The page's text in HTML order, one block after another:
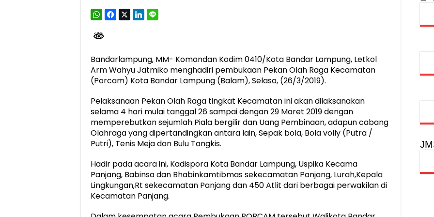
Dirut Jasa Raharja Dampingi Wamenhub Tinjau Penanganan Korban KM Mutiara Sentosa II di RS PHC Surabaya
Purnama Wulan Sari Mirza Buka SiSeSa Roadshow Lampung 2026, Dorong Kolaborasi Industri Kreatif dan
Bandarlampung, MM- Komandan Kodim 0410/Kota Bandar Lampung, Letkol
Arm Wahyu Jatmiko menghadiri pembukaan Pekan Olah Raga Kecamatan
(Porcam) Kota Bandar Lampung (Balam), Selasa, (26/3/2019).
Pelaksanaan Pekan Olah Raga tingkat Kecamatan ini akan dilaksanakan
selama 4 hari mulai tanggal 26 sampai dengan 29 Maret 2019 dengan
memperebutkan sejumlah Piala bergilir dan Uang Pembinaan, adapun cabang
Olahraga yang dipertandingkan antara lain, Sepak bola, Bola volly (Putra /
Putri), Tenis Meja dan Bulu Tangkis.
Hadir pada acara ini, Kadispora Kota Bandar Lampung, Uspika Kecama
Panjang, Babinsa dan Bhabinkamtibmas sekecamatan Panjang, Lurah,Kepala
Lingkungan,Rt sekecamatan Panjang dan 450 Atlit dari berbagai perwakilan di
Kecamatan Panjang.